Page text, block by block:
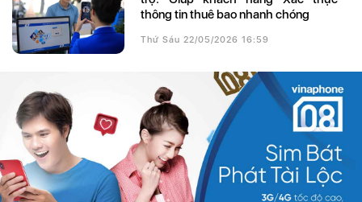
thông tin thuê bao nhanh chóng
Thứ Sáu 22/05/2026 16:59